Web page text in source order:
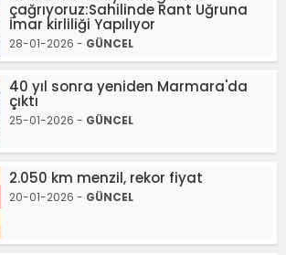
çağrıyoruz:Sahilinde Rant Uğruna
İmar kirliliği Yapılıyor
28-01-2026 - GÜNCEL
40 yıl sonra yeniden Marmara'da
çıktı
25-01-2026 - GÜNCEL
2.050 km menzil, rekor fiyat
20-01-2026 - GÜNCEL